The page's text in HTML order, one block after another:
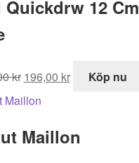
Quickdrw 12 Cm
kr
ursprungliga
priset
249,00 kr.
196,00 kr
nuvarande
196,00 kr.
Köp nu
Maillon